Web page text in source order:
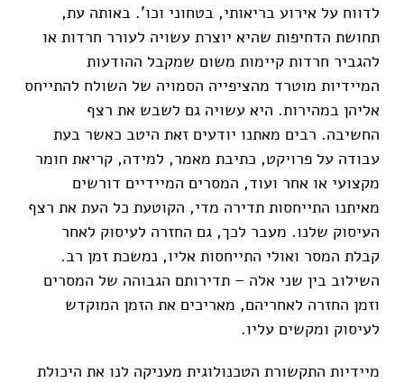
לדווח על אירוע בריאותי, בטחוני וכו'. באותה עת,
תחושת הדחיפות שהיא יוצרת עשויה לעורר חרדות או
להגביר חרדות קיימות משום שמקבל ההודעות
המיידיות מוטרד מהציפייה הסמויה של השולח להתייחס
אליהן במהירות. היא עשויה גם לשבש את רצף
החשיבה. רבים מאתנו יודעים זאת היטב כאשר בעת
עבודה על פרויקט, כתיבת מאמר, למידה, קריאת חומר
מקצועי או אחר ועוד, המסרים המיידיים דורשים
מאיתנו התייחסות תדירה מדי, הקוטעת כל העת את רצף
העיסוק שלנו. מעבר לכך, גם החזרה לעיסוק לאחר
קבלת המסר ואולי התייחסות אליו, נמשכת זמן רב.
השילוב בין שני אלה – תדירותם הגבוהה של המסרים
וזמן החזרה לאחריהם, מאריכים את הזמן המוקדש
לעיסוק ומקשים עליו.
מיידיות התקשורת הטכנולוגית מעניקה לנו את היכולת